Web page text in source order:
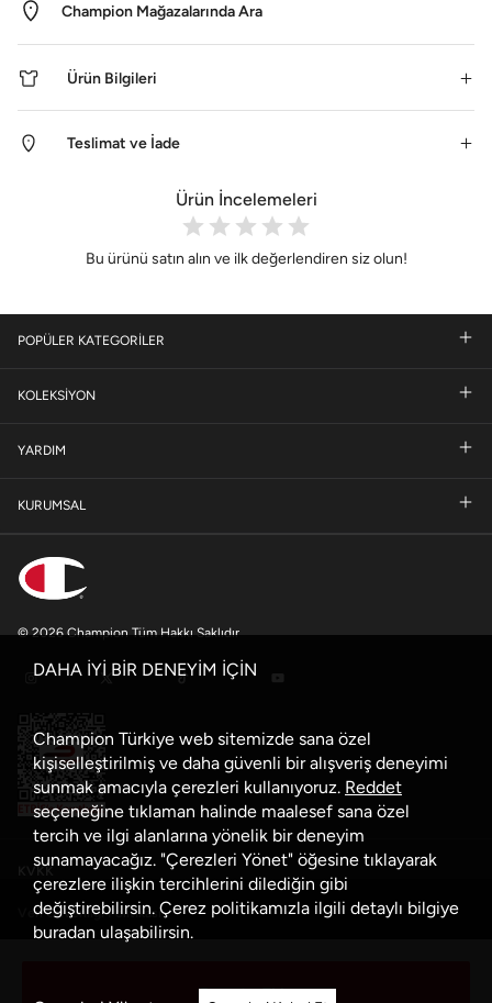
Sepete Ekle
Champion Mağazalarında Ara
Ürün Bilgileri
Teslimat ve İade
Ürün İncelemeleri
Bu ürünü satın alın ve ilk değerlendiren siz olun!
POPÜLER KATEGORİLER
KOLEKSİYON
YARDIM
KURUMSAL
© 2026 Champion Tüm Hakkı Saklıdır
KVKK
Veri Güvenliği Politikası
DAHA İYİ BİR DENEYİM İÇİN
Champion Türkiye web sitemizde sana özel
kişiselleştirilmiş ve daha güvenli bir alışveriş deneyimi
sunmak amacıyla çerezleri kullanıyoruz. Reddet
seçeneğine tıklaman halinde maalesef sana özel
tercih ve ilgi alanlarına yönelik bir deneyim
sunamayacağız. "Çerezleri Yönet" öğesine tıklayarak
çerezlere ilişkin tercihlerini dilediğin gibi
değiştirebilirsin. Çerez politikamızla ilgili detaylı bilgiye
buradan ulaşabilirsin.